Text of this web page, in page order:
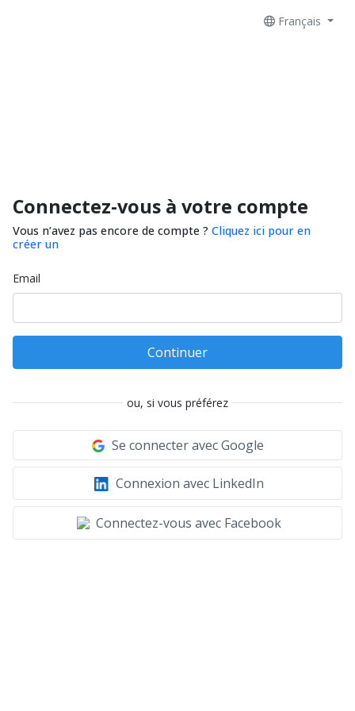
Français
Connectez-vous à votre compte
Vous n’avez pas encore de compte ? Cliquez ici pour en
créer un
Email
Continuer
ou, si vous préférez
Se connecter avec Google
Connexion avec LinkedIn
Connectez-vous avec Facebook